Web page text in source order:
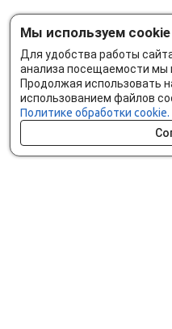
Мы используем cookie
Для удобства работы
анализа посещаемости мы
Продолжая использовать
использованием файлов
Политике обработки cookie.